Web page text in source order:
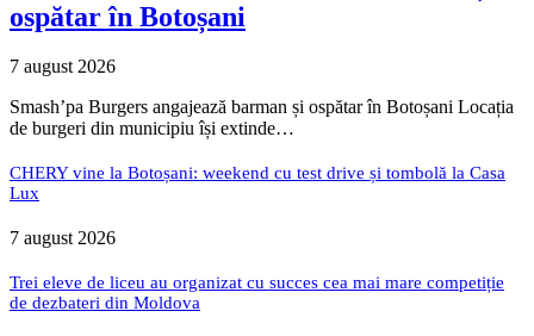
ospătar în Botoșani
7 august 2026
Smash’pa Burgers angajează barman și ospătar în Botoșani Locația
de burgeri din municipiu își extinde…
CHERY vine la Botoșani: weekend cu test drive și tombolă la Casa
Lux
7 august 2026
Trei eleve de liceu au organizat cu succes cea mai mare competiție
de dezbateri din Moldova